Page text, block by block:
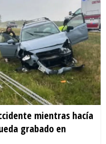
mientras hacía
grabado en